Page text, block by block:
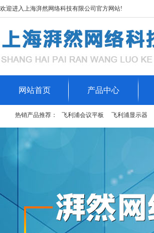
欢迎进入上海湃然网络科技有限公司官方网站!
网站首页 产品中心
热销产品推荐： 飞利浦会议平板 飞利浦显示器